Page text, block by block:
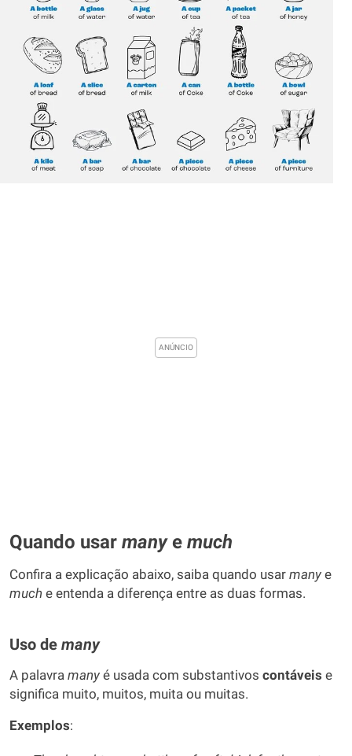
Quando usar manye much
Confira a explicação abaixo, saiba quando usar many e
much e entenda a diferença entre as duas formas.
Uso de many
A palavra many é usada com substantivos contáveis e
significa muito, muitos, muita ou muitas.
Exemplos: